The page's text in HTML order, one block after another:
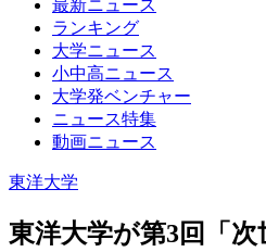
最新ニュース
ランキング
大学ニュース
小中高ニュース
大学発ベンチャー
ニュース特集
動画ニュース
東洋大学
東洋大学が第3回「